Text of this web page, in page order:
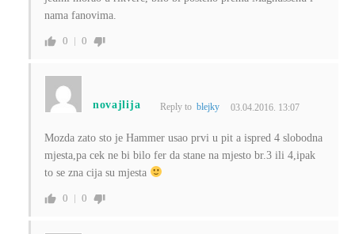
nama fanovima.
0 0
novajlija Reply toblejky 03.04.2016. 13:07
Mozda zato sto je Hammer usao prvi u pit a ispred 4 slobodna
mjesta,pa cek ne bi bilo fer da stane na mjesto br.3 ili 4,ipak
to se zna cija su mjesta
0 0